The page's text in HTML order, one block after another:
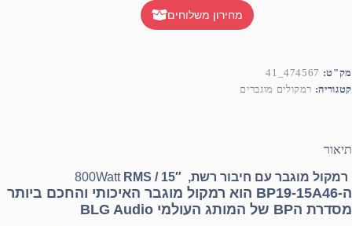
מחירון משלוחים
מק"ט: 474567_41
קטגוריה: רמקולים מוגברים
תיאור
רמקול מוגבר עם חיבור רשת, 15″ / RMS 800Watt
ה-BP19-15A46 הוא רמקול מוגבר האיכותי והחכם ביותר
מסדרת הBP של המותג העולמי BLG Audio